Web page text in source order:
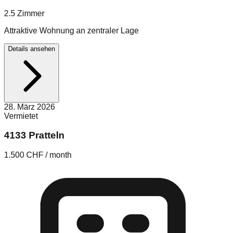
2.5 Zimmer
Attraktive Wohnung an zentraler Lage
Details ansehen
28. März 2026
Vermietet
4133 Pratteln
1.500 CHF / month